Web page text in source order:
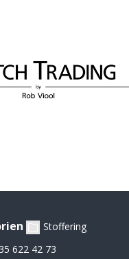
Stoffering
622 42 73